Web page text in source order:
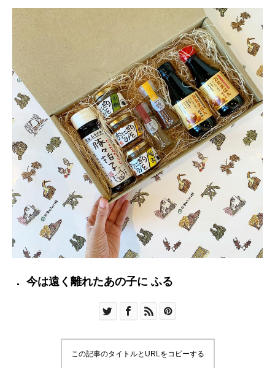
． 今は遠く離れたあの子に ふる
この記事のタイトルとURLをコピーする